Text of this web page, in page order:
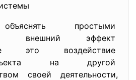
простыми
внешний эффект
это воздействие
на другой
своей деятельности,